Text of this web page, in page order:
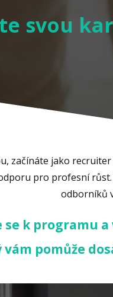
svou
začínáte jako
pro profesní
odborníků
se k programu
vám pomůže